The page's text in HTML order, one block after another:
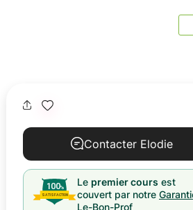
Contacter Elodie
Le premier cours est
couvert par notre
Le-Bon-Prof